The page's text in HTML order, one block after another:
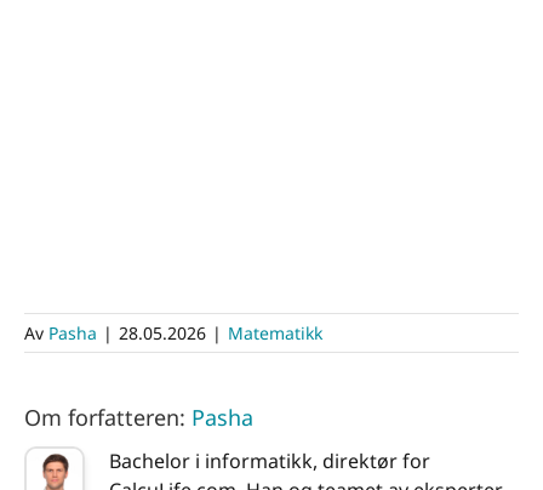
Av Pasha | 28.05.2026 | Matematikk
Om forfatteren: Pasha
Bachelor i informatikk, direktør for